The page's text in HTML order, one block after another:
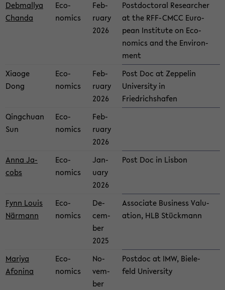
Deb­mallya
Chanda
Eco­
nom­ics
Feb­
ru­ary
2026
Post­doc­toral Re­searcher
at the RFF-​CMCC Eu­ro­
pean In­sti­tute on Eco­
nom­ics and the En­vi­ron­
ment
Xi­aoge
Dong
Eco­
nom­ics
Feb­
ru­ary
2026
Post Doc at Zep­pelin
Uni­ver­sity in
Friedrichshafen
Qingchuan
Sun
Eco­
nom­ics
Feb­
ru­ary
2026
Anna Ja­
cobs
Eco­
nom­ics
Jan­
u­ary
2026
Post Doc in Lis­bon
Fynn Louis
Närmann
Eco­
nom­ics
De­
cem­
ber
2025
As­so­ciate Busi­ness Val­u­
a­tion, HLB Stück­mann
Mariya
Afon­ina
Eco­
nom­ics
No­
vem­
ber
Post­doc at IMW, Biele­
feld Uni­ver­sity